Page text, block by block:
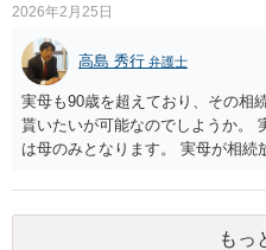
2026年2月25日
高島 秀行 弁護士
実母も90歳を超えており、その相
貰いたいが可能なのでしようか。
は母のみとなります。 実母が相
ないと思います。
もっ